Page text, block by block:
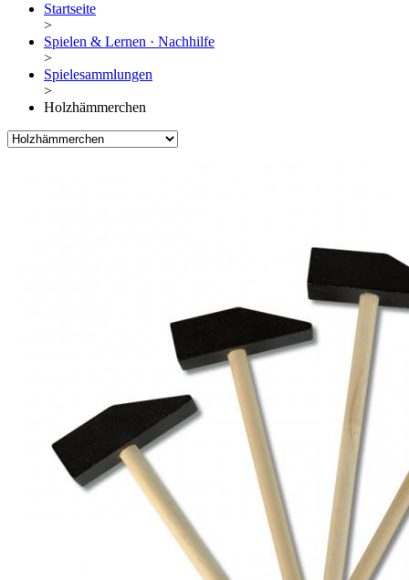
Startseite
>
Spielen & Lernen · Nachhilfe
>
Spielesammlungen
>
Holzhämmerchen